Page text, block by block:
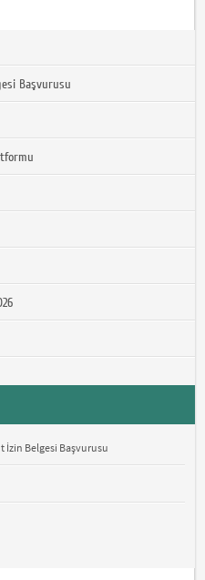
Başvurusu
İzin Belgesi Başvurusu